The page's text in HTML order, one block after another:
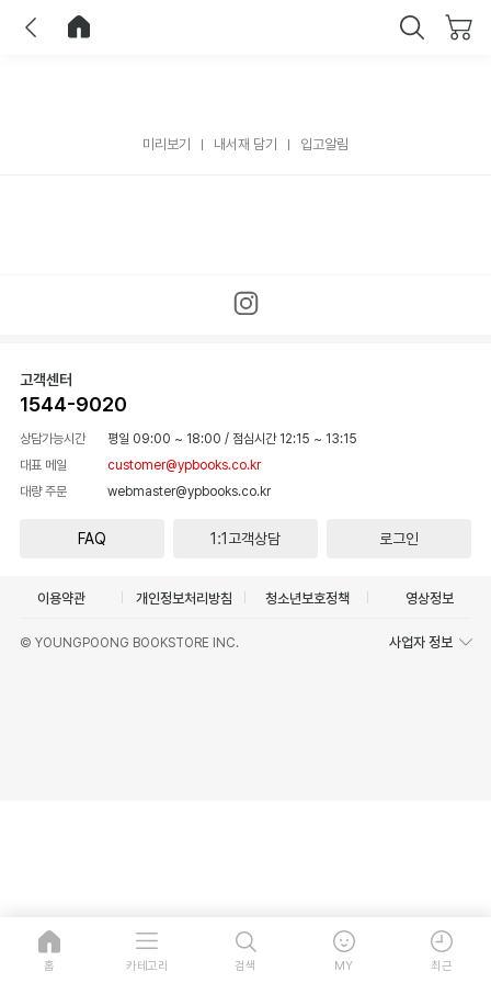
미리보기 내서재 담기 입고알림
고객센터
1544-9020
상담가능시간 평일 09:00 ~ 18:00 / 점심시간 12:15 ~ 13:15
대표 메일
customer@ypbooks.co.kr
대량 주문
webmaster@ypbooks.co.kr
FAQ 1:1고객상담 로그인
이용약관 개인정보처리방침 청소년보호정책 영상정보
© YOUNGPOONG BOOKSTORE INC. 사업자 정보
홈 카테고리 검색 MY 최근